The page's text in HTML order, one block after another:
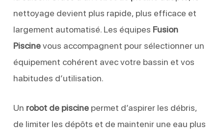
nettoyage devient plus rapide, plus efficace et
largement automatisé. Les équipes Fusion
Piscinevous accompagnent pour sélectionner un
équipement cohérent avec votre bassin et vos
habitudes d’utilisation.
Un robot de piscinepermet d’aspirer les débris,
de limiter les dépôts et de maintenir une eau plus